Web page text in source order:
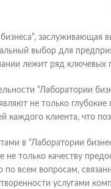
заслуживающая
выбор для
лежит ряд
“Лаборатории
не только
каждого клиента, что
в “Лаборатории
не только качеству
по всем вопросам,
услугами